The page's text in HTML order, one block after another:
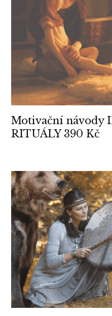
Motivační návody
RITUÁLY 390 Kč